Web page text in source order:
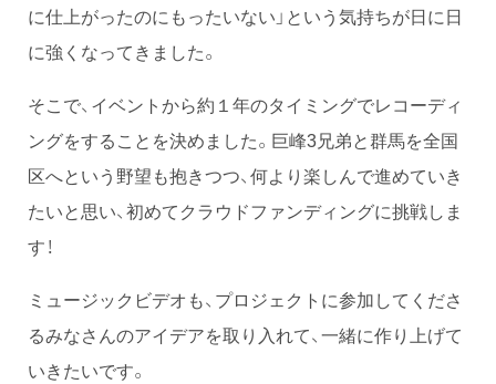
に仕上がったのにもったいない」という気持ちが日に日
に強くなってきました。
そこで、イベントから約１年のタイミングでレコーディ
ングをすることを決めました。巨峰3兄弟と群馬を全国
区へという野望も抱きつつ、何より楽しんで進めていき
たいと思い、初めてクラウドファンディングに挑戦しま
す！
ミュージックビデオも、プロジェクトに参加してくださ
るみなさんのアイデアを取り入れて、一緒に作り上げて
いきたいです。